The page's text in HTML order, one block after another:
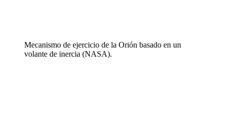
Mecanismo de ejercicio de la Orión basado en un
volante de inercia (NASA).